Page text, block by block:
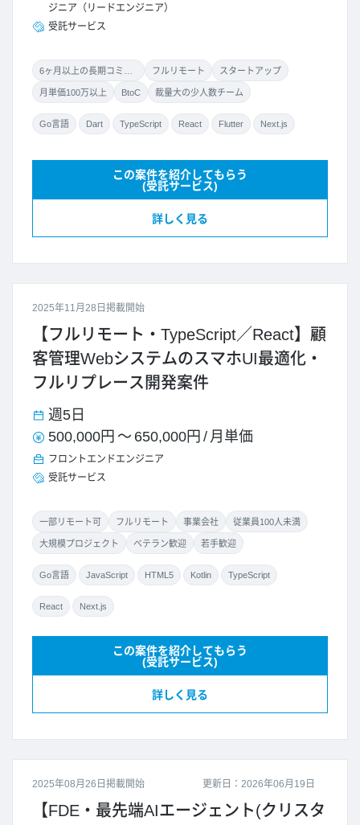
ジニア（リードエンジニア）
受託サービス
フルリモート スタートアップ
月単価100万以上 BtoC 裁量大の少人数チーム
Go言語 Dart TypeScript React Flutter Next.js
詳しく見る
この案件を紹介してもらう
(受託サービス)
2025年11月28日掲載開始
【フルリモート・TypeScript／React】顧
客管理WebシステムのスマホUI最適化・
フルリプレース開発案件
週5日
500,000円 ～ 650,000円 / 月単価
フロントエンドエンジニア
受託サービス
一部リモート可 フルリモート 事業会社 従業員100人未満
大規模プロジェクト ベテラン歓迎 若手歓迎
Go言語 JavaScript HTML5 Kotlin TypeScript
React Next.js
詳しく見る
この案件を紹介してもらう
(受託サービス)
更新日：2026年06月19日
2025年08月26日掲載開始
【FDE・最先端AIエージェント(クリスタ